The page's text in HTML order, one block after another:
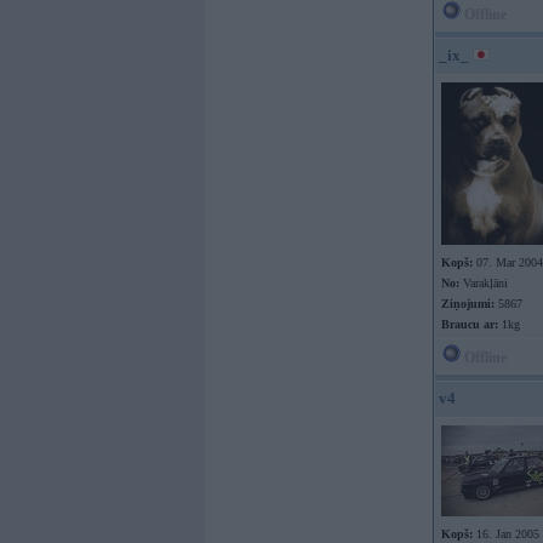
_ix_
Kopš: 07. Mar 2004
No: Varakļāni
Ziņojumi: 5867
Braucu ar: 1kg
v4
Kopš: 16. Jan 2005